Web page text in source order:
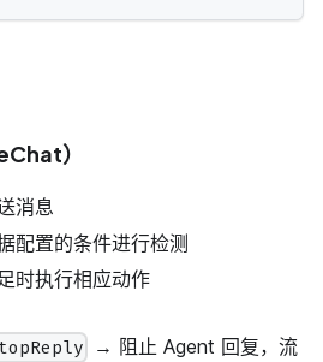
）
消息
配置的条件进行检测
时执行相应动作
→ 阻止 Agent 回复，流